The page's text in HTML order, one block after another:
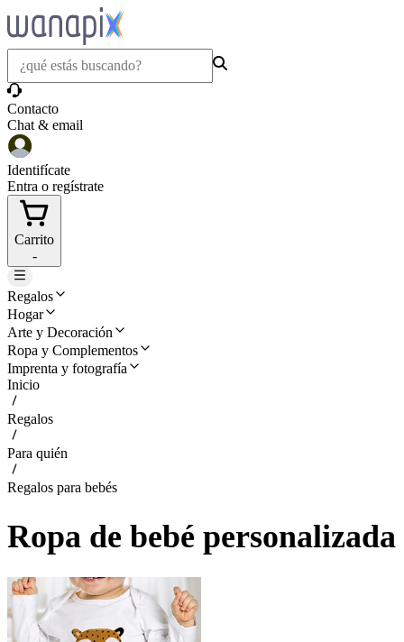
Contacto
Chat & email
Identifícate
Entra o regístrate
Carrito
-
Regalos
Hogar
Arte y Decoración
Ropa y Complementos
Imprenta y fotografía
Inicio
Regalos
Para quién
Regalos para bebés
Ropa de bebé personalizada